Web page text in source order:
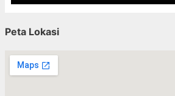
Peta Lokasi